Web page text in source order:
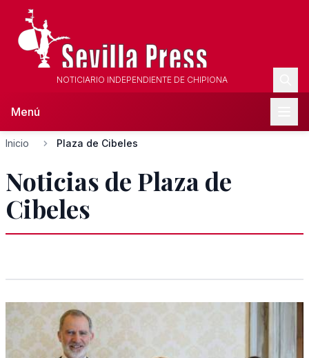
NOTICIARIO INDEPENDIENTE DE CHIPIONA
Menú
Inicio Plaza de Cibeles
Noticias de Plaza de
Cibeles